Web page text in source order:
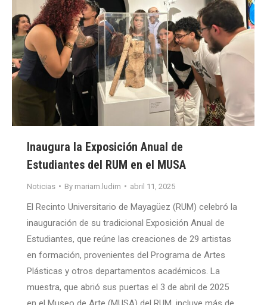
Inaugura la Exposición Anual de
Estudiantes del RUM en el MUSA
Noticias By mariam.ludim abril 11, 2025
El Recinto Universitario de Mayagüez (RUM) celebró la
inauguración de su tradicional Exposición Anual de
Estudiantes, que reúne las creaciones de 29 artistas
en formación, provenientes del Programa de Artes
Plásticas y otros departamentos académicos. La
muestra, que abrió sus puertas el 3 de abril de 2025